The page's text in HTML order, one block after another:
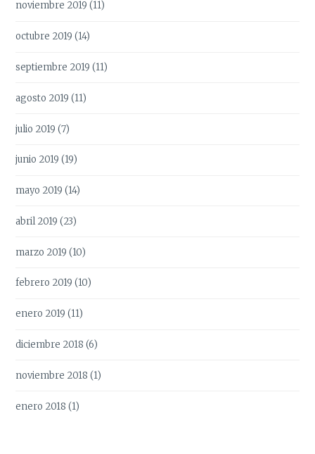
noviembre 2019 (11)
octubre 2019 (14)
septiembre 2019 (11)
agosto 2019 (11)
julio 2019 (7)
junio 2019 (19)
mayo 2019 (14)
abril 2019 (23)
marzo 2019 (10)
febrero 2019 (10)
enero 2019 (11)
diciembre 2018 (6)
noviembre 2018 (1)
enero 2018 (1)